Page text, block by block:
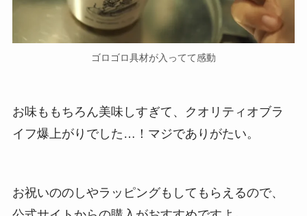
ゴロゴロ具材が入ってて感動
お味ももちろん美味しすぎて、クオリティオブラ
イフ爆上がりでした…！マジでありがたい。
お祝いののしやラッピングもしてもらえるので、